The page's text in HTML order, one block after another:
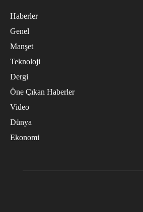
Haberler
Genel
Manşet
Teknoloji
Dergi
Öne Çıkan Haberler
Video
Dünya
Ekonomi